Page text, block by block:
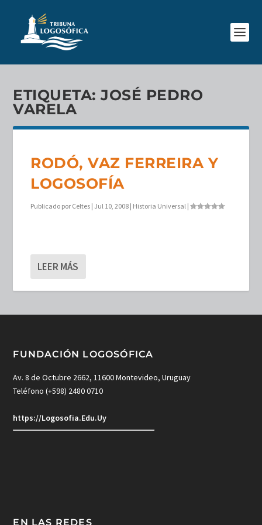
ETIQUETA:JOSÉ PEDRO
VARELA
RODÓ, VAZ FERREIRA Y
LOGOSOFÍA
Publicado por Celtes | Jul 10, 2008 | Historia Universal |
LEER MÁS
FUNDACIÓN LOGOSÓFICA
Av. 8 de Octubre 2662, 11600 Montevideo, Uruguay
Teléfono (+598) 2480 0710
https://Logosofia.Edu.Uy
EN LAS REDES